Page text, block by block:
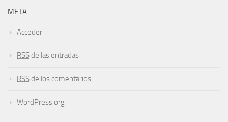
META
Acceder
RSS de las entradas
RSS de los comentarios
WordPress.org